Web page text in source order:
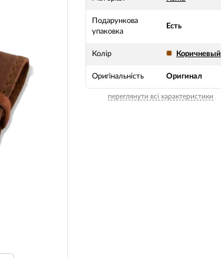
Подарункова
упаковка
Есть
Колір Коричневый
Оригінальність Оригинал
переглянути всі характеристики